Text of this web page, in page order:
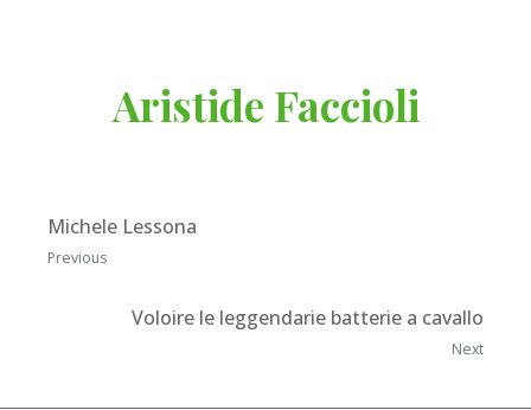
Aristide Faccioli
Michele Lessona
Previous
Voloire le leggendarie batterie a cavallo
Next